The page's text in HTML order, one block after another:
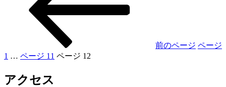
前のページ ページ
1 … ページ 11 ページ 12
アクセス